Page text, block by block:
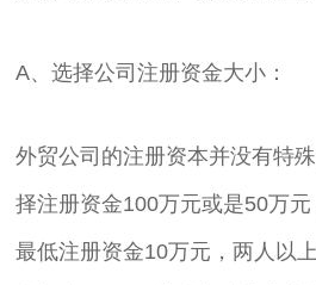
A、选择公司注册资金大小：
外贸公司的注册资本并没有特
择注册资金100万元或是50万
最低注册资金10万元，两人以